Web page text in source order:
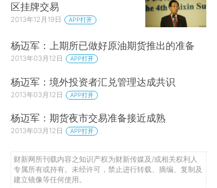
区挂牌交易
2013年12月19日 APP打开
杨迈军：上期所已做好原油期货推出的准备
2013年03月12日 APP打开
杨迈军：境外投资者汇兑管理达成共识
2013年03月12日 APP打开
杨迈军：期货夜市交易准备接近成熟
2013年03月12日 APP打开
财新网所刊载内容之知识产权为财新传媒及/或相关权利人
专属所有或持有。未经许可，禁止进行转载、摘编、复制及
建立镜像等任何使用。